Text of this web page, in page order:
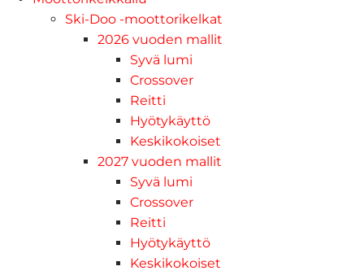
Ski-Doo -moottorikelkat
2026 vuoden mallit
Syvä lumi
Crossover
Reitti
Hyötykäyttö
Keskikokoiset
2027 vuoden mallit
Syvä lumi
Crossover
Reitti
Hyötykäyttö
Keskikokoiset